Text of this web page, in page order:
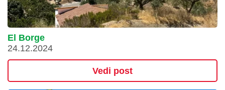
El Borge
24.12.2024
Vedi post